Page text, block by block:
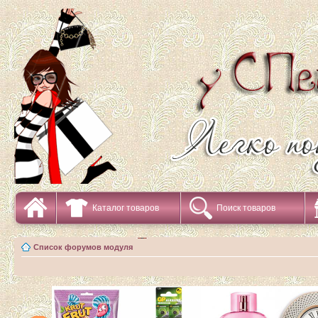
Каталог товаров Поиск товаров
Список форумов модуля